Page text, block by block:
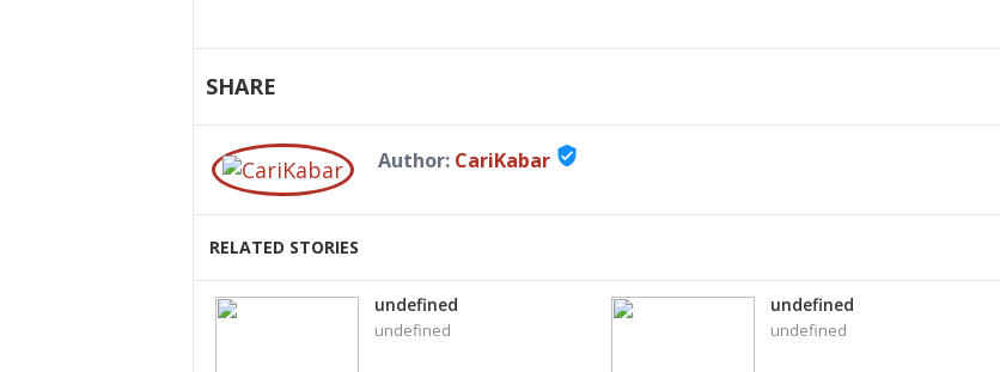
SHARE
Author: CariKabar verified_user
RELATED STORIES
undefined
undefined
undefined
undefined